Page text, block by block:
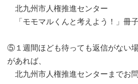
北九州市人権推進センター
「モモマルくんと考えよう！」冊
⑤１週間ほども待っても返信がない
があれば、
北九州市人権推進センターまでお問